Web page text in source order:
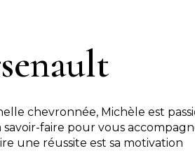
chevronnée, Michèle est
savoir-faire pour vous
une réussite est sa motivation